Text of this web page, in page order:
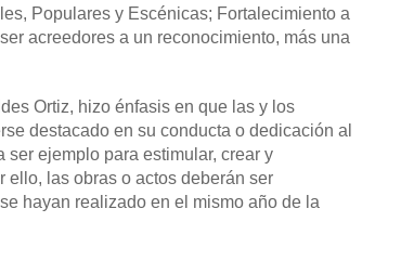
Populares y Escénicas; Fortalecimiento a
acreedores a un reconocimiento, más una
Ortiz, hizo énfasis en que las y los
destacado en su conducta o dedicación al
ejemplo para estimular, crear y
ello, las obras o actos deberán ser
hayan realizado en el mismo año de la